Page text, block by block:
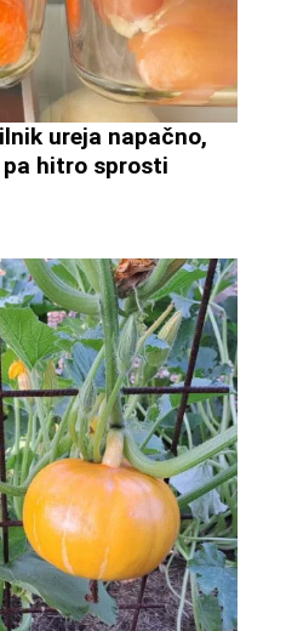
ureja napačno,
pa hitro sprosti